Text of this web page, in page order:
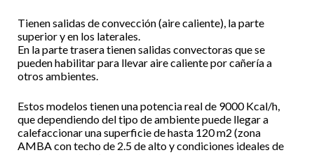
Tienen salidas de convección (aire caliente), la parte
superior y en los laterales.
En la parte trasera tienen salidas convectoras que se
pueden habilitar para llevar aire caliente por cañería a
otros ambientes.
Estos modelos tienen una potencia real de 9000 Kcal/h,
que dependiendo del tipo de ambiente puede llegar a
calefaccionar una superficie de hasta 120 m2 (zona
AMBA con techo de 2.5 de alto y condiciones ideales de